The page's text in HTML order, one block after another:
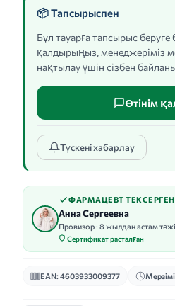
📦 Тапсырыспен
Бұл тауарға тапсырыс беруге
қалдырыңыз, менеджеріміз
нақтылау үшін сізбен
Өтінім
Түскені хабарлау
ФАРМАЦЕВТ ТЕКСЕРГЕН
Анна Сергеевна
Провизор · 8 жылдан астам
Сертификат расталған
EAN: 4603933009377